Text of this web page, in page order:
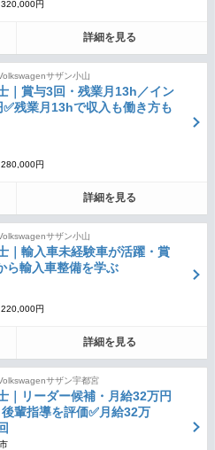
円
詳細を見る
サザン小山
｜賞与3回・残業月13h／イン
残業月13hで収入も働き方も
円
詳細を見る
サザン小山
｜輸入車未経験車が活躍・賞
ら輸入車整備を学ぶ
円
詳細を見る
サザン宇都宮
｜リーダー候補・月給32万円
輩指導を評価✅月給32万